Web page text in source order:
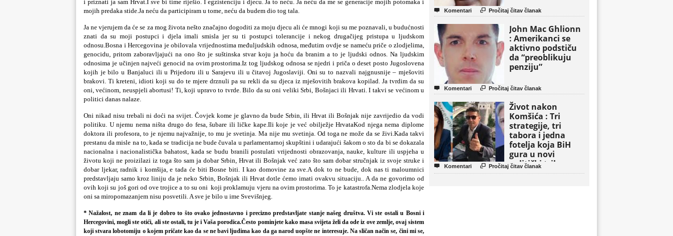
i priznati ja sam Hrvat.I sve bi time riješio. I egzistenciju i djecu. Ja to neću. Ja neću da me se generacije mojih potomaka i
mojih predaka stide.Ja neću da participiram u tome, neću da budem dio tog tala.
Ja ne vjerujem da će se za mog života nešto značajno dogoditi za moju djecu ali će mnogi koji su me poznavali, u budućnosti
znati da su moji postupci i djela imali smisla jer su ti postupci tolerancije i nekog drugačijeg pristupa u ljudskom
odnosu.Bosna i Hercegovina je obilovala vrijednostima međuljudskih odnosa, međutim ovdje se nameću priče o zlodjelima,
genocidu, pritom zaboravljajući na ono što je suštinska stvar koju ja hoću da branim a to je ljudski odnos. Na ljudskim
odnosima je učinjen najveći genocid na ovim prostorima.Iz tog ljudskog odnosa se njedri i priča o deset posto Jugoslovena
kojih je bilo u Banjaluci ili u Prijedoru ili u Sarajevu ili u čitavoj Jugoslaviji. Oni su to nazvali najgnusnije – mješoviti
brakovi. Ti kreteni, idioti koji su do te mjere drznuli pa su rekli da su djeca iz mješovitih brakova kopilad. Ja tvrdim da su
oni, većinom, neuspjeli abortusi! Ti, koji upravo to tvrde. Bilo da su oni veliki Srbi, Bošnjaci ili Hrvati. I takvi se većinom u
politici danas nalaze.
Oni nikad nisu trebali ni doći na svijet. Čovjek kome je glavno da bude Srbin, ili Hrvat ili Bošnjak nije zavrijedio da vodi
politiku. U njemu nema ništa drugo do fesa, šubare ili ličke kape.Ili koje je već obilježje HrvataKod njega nema diplome
doktora ili profesora, to je njemu najvažnije, to mu je svetinja. Ma nije mu svetinja. Od toga ne može da se živi.Kada takvi
prestanu da misle na to, kada se tradicija ne bude čuvala u parlamentarnoj skupštini i udarajući šakom o sto da bi se dokazala
nacionalna i nacionalistička bahatost, kada se budu branili postulati vrijednosti obrazovanja, nauke, kulture ili uspjeha u
životu koji ne proizilazi iz toga što sam ja dobar Srbin, Hrvat ili Bošnjak već zato što sam dobar stručnjak iz svoje struke i
dobar ljekar, radnik i komšija, e tada će biti Bosne biti. I kao domovine za sve.A dok to ne bude, dok nas ti maloumnici
predstavljaju samo kroz liniju da je neko Srbin, Bošnjak ili Hrvat dotle ćemo imati ovakvu situaciju.. A da ne govorimo od
ovih koji su još gori od ove trojice a to su oni koji proklamuju vjeru na ovim prostorima. To je katastrofa.Nema zlodjela koje
oni sa miropomazanjem nisu posvetili. A sve je bilo u ime Svevišnjeg.
* Nažalost, ne znam da li je dobro to što ovako jednostavno i precizno predstavljate stanje našeg društva. Vi ste ostali u Bosni i
Hercegovini, mogli ste otići, ali ste ostali, tu je i Vaša porodica.Često pominjete kako masa svijeta želi da ode iz ove zemlje, ovaj sistem
koji stvara lobotomiju o kojem pričate kao da se ne bavi ljudima kao da ga narod uopšte ne interesuje. Na sličan način se, čini mi se,
 Komentari  Pročitaj čitav članak
John Mac Ghlionn
: Amerikanci se
aktivno podstiču
da “preoblikuju
penziju”
 Komentari  Pročitaj čitav članak
Život nakon
Komšića : Tri
strategije, tri
tabora i jedna
fotelja koja BiH
gura u novi
politički triler
 Komentari  Pročitaj čitav članak